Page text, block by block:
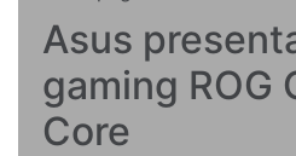
Asus
gaming ROG
Core